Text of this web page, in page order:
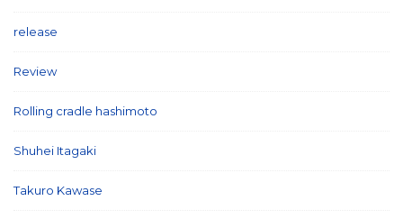
release
Review
Rolling cradle hashimoto
Shuhei Itagaki
Takuro Kawase